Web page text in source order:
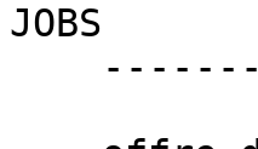
JOBS